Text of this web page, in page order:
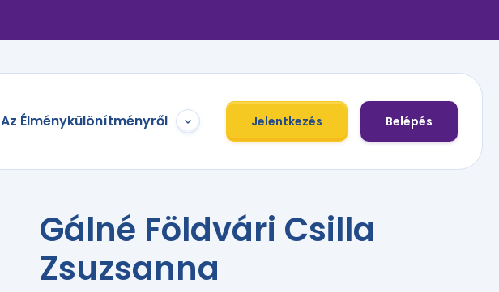
Az Élménykülönítményről Jelentkezés Belépés
Gálné Földvári Csilla
Zsuzsanna